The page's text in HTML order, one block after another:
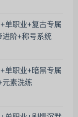
单职业+复古专属
阶+称号系统
单职业+暗黑专属
元素洗练